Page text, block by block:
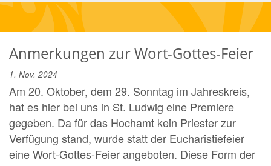
Anmerkungen zur Wort-Gottes-Feier
1. Nov. 2024
Am 20. Oktober, dem 29. Sonntag im Jahreskreis,
hat es hier bei uns in St. Ludwig eine Premiere
gegeben. Da für das Hochamt kein Priester zur
Verfügung stand, wurde statt der Eucharistiefeier
eine Wort-Gottes-Feier angeboten. Diese Form der